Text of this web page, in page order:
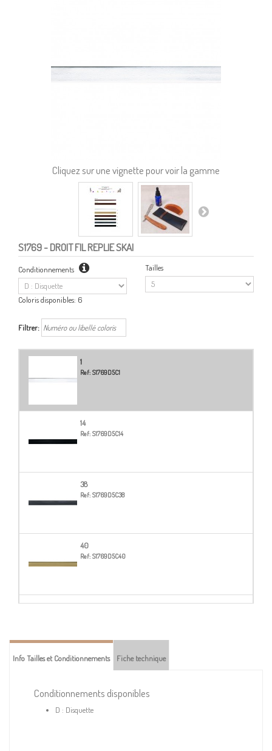
Cliquez sur une vignette pour voir la gamme
S1769- DROIT FIL REPLIE SKAI
Conditionnements Tailles
Coloris disponibles: 6
Filtrer:
1
Ref: S1769D5C1
14
Ref: S1769D5C14
38
Ref: S1769D5C38
40
Ref: S1769D5C40
56
Info Tailles et Conditionnements Fiche technique
Conditionnements disponibles
D : Disquette